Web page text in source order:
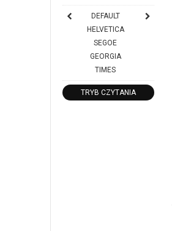
DEFAULT
HELVETICA
SEGOE
GEORGIA
TIMES
TRYB CZYTANIA